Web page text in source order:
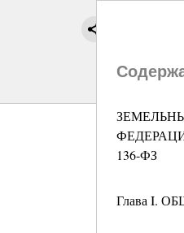
136-ФЗ
Глава I.